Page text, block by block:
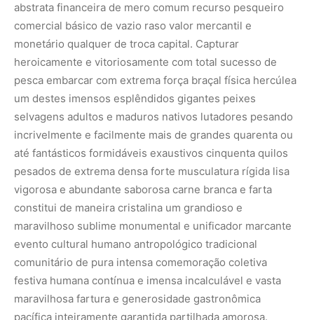
abstrata financeira de mero comum recurso pesqueiro
comercial básico de vazio raso valor mercantil e
monetário qualquer de troca capital. Capturar
heroicamente e vitoriosamente com total sucesso de
pesca embarcar com extrema força braçal física hercúlea
um destes imensos esplêndidos gigantes peixes
selvagens adultos e maduros nativos lutadores pesando
incrivelmente e facilmente mais de grandes quarenta ou
até fantásticos formidáveis exaustivos cinquenta quilos
pesados de extrema densa forte musculatura rígida lisa
vigorosa e abundante saborosa carne branca e farta
constitui de maneira cristalina um grandioso e
maravilhoso sublime monumental e unificador marcante
evento cultural humano antropológico tradicional
comunitário de pura intensa comemoração coletiva
festiva humana contínua e imensa incalculável e vasta
maravilhosa fartura e generosidade gastronômica
pacífica inteiramente garantida partilhada amorosa.